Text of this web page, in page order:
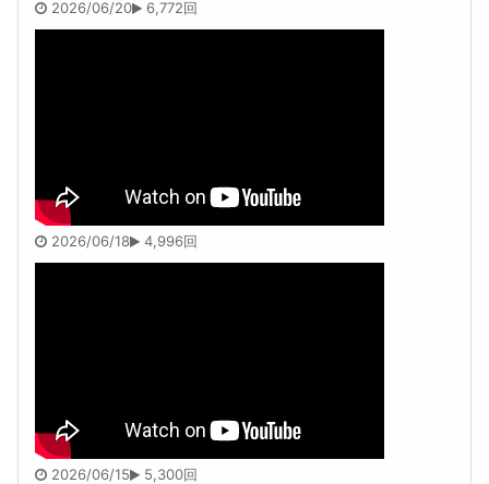
2026/06/20 6,772回
2026/06/18 4,996回
2026/06/15 5,300回